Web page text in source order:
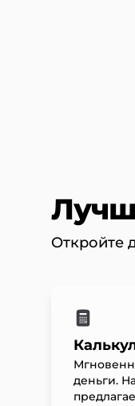
Откройте
деньги.